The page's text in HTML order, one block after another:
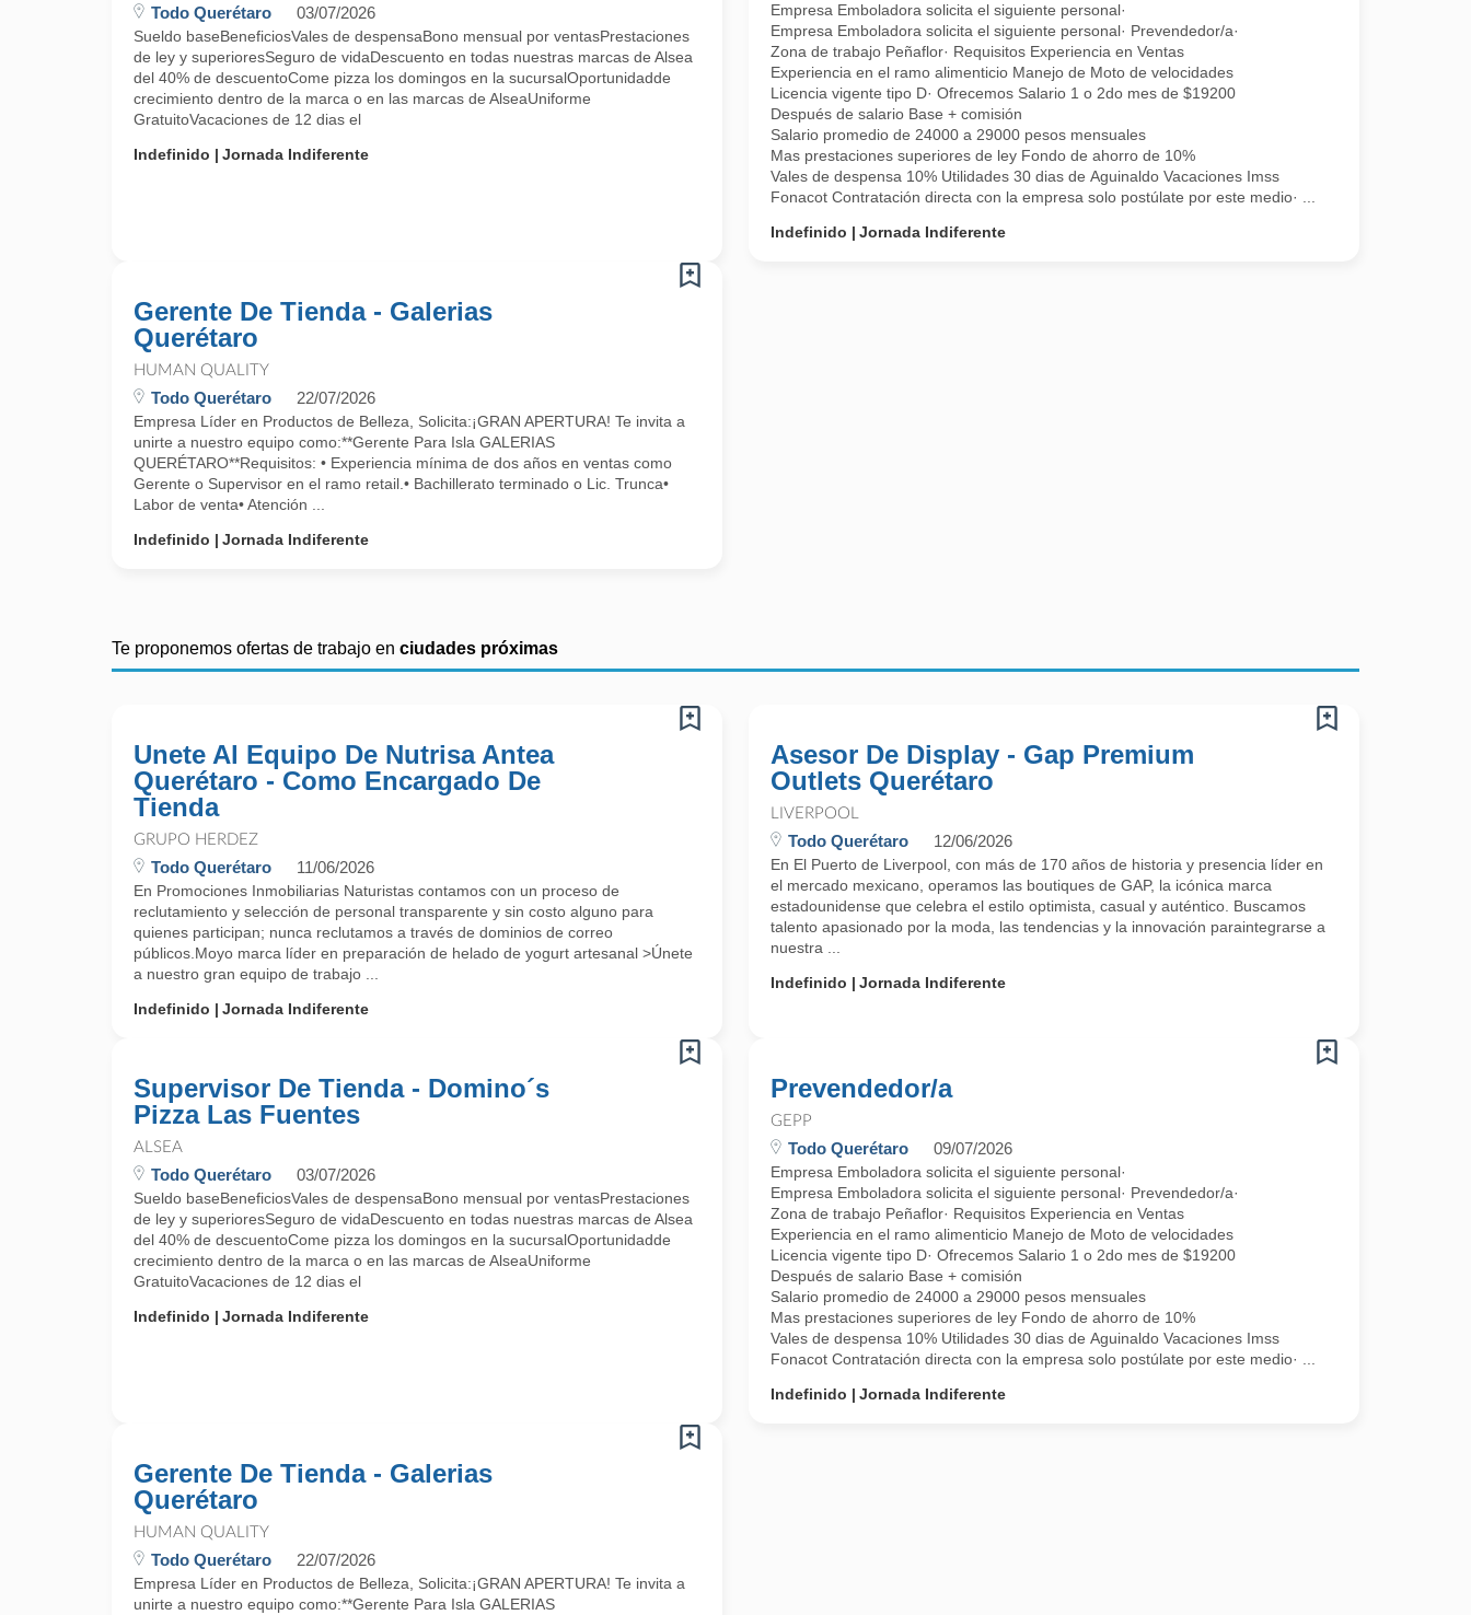
Todo Querétaro 03/07/2026
Sueldo baseBeneficiosVales de despensaBono mensual por ventasPrestaciones
de ley y superioresSeguro de vidaDescuento en todas nuestras marcas de Alsea
del 40% de descuentoCome pizza los domingos en la sucursalOportunidadde
crecimiento dentro de la marca o en las marcas de AlseaUniforme
GratuitoVacaciones de 12 dias el
Indefinido
Jornada Indiferente
Empresa Emboladora solicita el siguiente personal·
Empresa Emboladora solicita el siguiente personal· Prevendedor/a·
Zona de trabajo Peñaflor· Requisitos Experiencia en Ventas
Experiencia en el ramo alimenticio Manejo de Moto de velocidades
Licencia vigente tipo D· Ofrecemos Salario 1 o 2do mes de $19200
Después de salario Base + comisión
Salario promedio de 24000 a 29000 pesos mensuales
Mas prestaciones superiores de ley Fondo de ahorro de 10%
Vales de despensa 10% Utilidades 30 dias de Aguinaldo Vacaciones Imss
Fonacot Contratación directa con la empresa solo postúlate por este medio· ...
Indefinido
Jornada Indiferente
Gerente De Tienda - Galerias
Querétaro
HUMAN QUALITY
Todo Querétaro 22/07/2026
Empresa Líder en Productos de Belleza, Solicita:¡GRAN APERTURA! Te invita a
unirte a nuestro equipo como:**Gerente Para Isla GALERIAS
QUERÉTARO**Requisitos: • Experiencia mínima de dos años en ventas como
Gerente o Supervisor en el ramo retail.• Bachillerato terminado o Lic. Trunca•
Labor de venta• Atención ...
Indefinido
Jornada Indiferente
Te proponemos ofertas de trabajo en ciudades próximas
Unete Al Equipo De Nutrisa Antea
Querétaro - Como Encargado De
Tienda
GRUPO HERDEZ
Todo Querétaro 11/06/2026
En Promociones Inmobiliarias Naturistas contamos con un proceso de
reclutamiento y selección de personal transparente y sin costo alguno para
quienes participan; nunca reclutamos a través de dominios de correo
públicos.Moyo marca líder en preparación de helado de yogurt artesanal >Únete
a nuestro gran equipo de trabajo ...
Indefinido
Jornada Indiferente
Asesor De Display - Gap Premium
Outlets Querétaro
LIVERPOOL
Todo Querétaro 12/06/2026
En El Puerto de Liverpool, con más de 170 años de historia y presencia líder en
el mercado mexicano, operamos las boutiques de GAP, la icónica marca
estadounidense que celebra el estilo optimista, casual y auténtico. Buscamos
talento apasionado por la moda, las tendencias y la innovación paraintegrarse a
nuestra ...
Indefinido
Jornada Indiferente
Supervisor De Tienda - Domino´s
Pizza Las Fuentes
ALSEA
Todo Querétaro 03/07/2026
Sueldo baseBeneficiosVales de despensaBono mensual por ventasPrestaciones
de ley y superioresSeguro de vidaDescuento en todas nuestras marcas de Alsea
del 40% de descuentoCome pizza los domingos en la sucursalOportunidadde
crecimiento dentro de la marca o en las marcas de AlseaUniforme
GratuitoVacaciones de 12 dias el
Indefinido
Jornada Indiferente
Prevendedor/a
GEPP
Todo Querétaro 09/07/2026
Empresa Emboladora solicita el siguiente personal·
Empresa Emboladora solicita el siguiente personal· Prevendedor/a·
Zona de trabajo Peñaflor· Requisitos Experiencia en Ventas
Experiencia en el ramo alimenticio Manejo de Moto de velocidades
Licencia vigente tipo D· Ofrecemos Salario 1 o 2do mes de $19200
Después de salario Base + comisión
Salario promedio de 24000 a 29000 pesos mensuales
Mas prestaciones superiores de ley Fondo de ahorro de 10%
Vales de despensa 10% Utilidades 30 dias de Aguinaldo Vacaciones Imss
Fonacot Contratación directa con la empresa solo postúlate por este medio· ...
Indefinido
Jornada Indiferente
Gerente De Tienda - Galerias
Querétaro
HUMAN QUALITY
Todo Querétaro 22/07/2026
Empresa Líder en Productos de Belleza, Solicita:¡GRAN APERTURA! Te invita a
unirte a nuestro equipo como:**Gerente Para Isla GALERIAS